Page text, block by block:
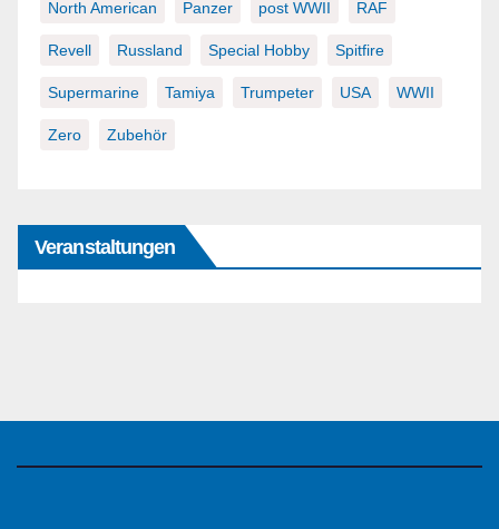
North American Panzer post WWII RAF
Revell Russland Special Hobby Spitfire
Supermarine Tamiya Trumpeter USA WWII
Zero Zubehör
Veranstaltungen